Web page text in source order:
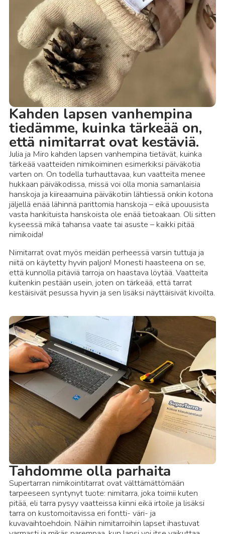
Kahden lapsen vanhempina
tiedämme, kuinka tärkeää on,
että nimitarrat ovat kestäviä.
Julia ja Miro kahden lapsen vanhempina tietävät, kuinka
tärkeää vaatteiden nimikoiminen esimerkiksi päiväkotia
varten on. On todella turhauttavaa, kun vaatteita menee
hukkaan päiväkodissa, missä voi olla monia samanlaisia
hanskoja ja kiireaamuina päiväkotiin lähtiessä onkin kotona
jäljellä enää lähinnä parittomia hanskoja – eikä upouusista
vasta hankituista hanskoista ole enää tietoakaan. Oli sitten
kyseessä mikä tahansa vaate tai asuste – kaikki pitää
nimikoida!
Nimitarrat ovat myös meidän perheessä varsin tuttuja ja
niitä on käytetty hyvin paljon! Monesti haasteena on se,
että kunnolla pitäviä tarroja on haastava löytää. Vaatteita
kuitenkin pestään usein, joten on tärkeää, että tarrat
kestäisivät pesussa hyvin ja sen lisäksi näyttäisivät kivoilta.
Tahdomme olla parhaita
Supertarran nimikointitarrat ovat välttämättömään
tarpeeseen syntynyt tuote: nimitarra, joka toimii kuten
pitää, eli tarra pysyy vaatteissa kiinni eikä irtoile ja lisäksi
tarra on kustomoitavissa eri fontti- väri- ja
kuvavaihtoehdoin. Näihin nimitarroihin lapset ihastuvat